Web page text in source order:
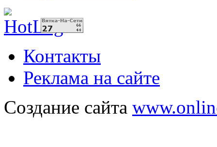
Контакты
Реклама на сайте
Создание сайта